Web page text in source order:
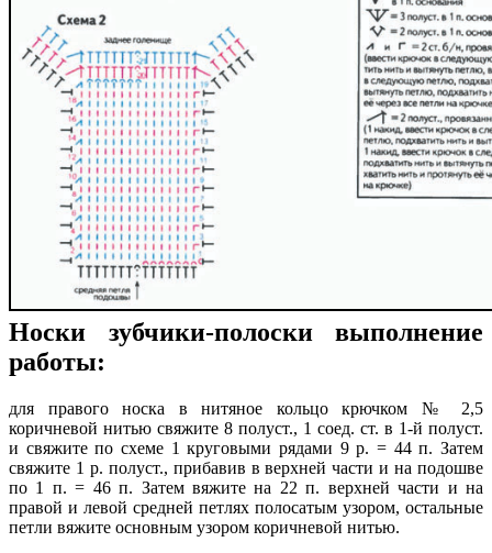
Носки зубчики-полоски выполнение
работы:
для правого носка в нитяное кольцо крючком № 2,5
коричневой нитью свяжите 8 полуст., 1 соед. ст. в 1-й полуст.
и свяжите по схеме 1 круговыми рядами 9 р. = 44 п. Затем
свяжите 1 р. полуст., прибавив в верхней части и на подошве
по 1 п. = 46 п. Затем вяжите на 22 п. верхней части и на
правой и левой средней петлях полосатым узором, остальные
петли вяжите основным узором коричневой нитью.